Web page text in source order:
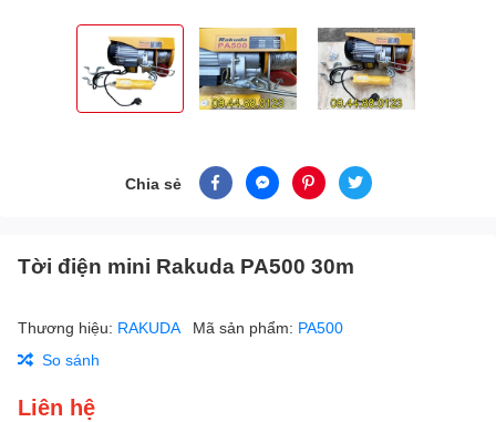
Chia sẻ
Tời điện mini Rakuda PA500 30m
Thương hiệu: RAKUDA Mã sản phẩm: PA500
So sánh
Liên hệ